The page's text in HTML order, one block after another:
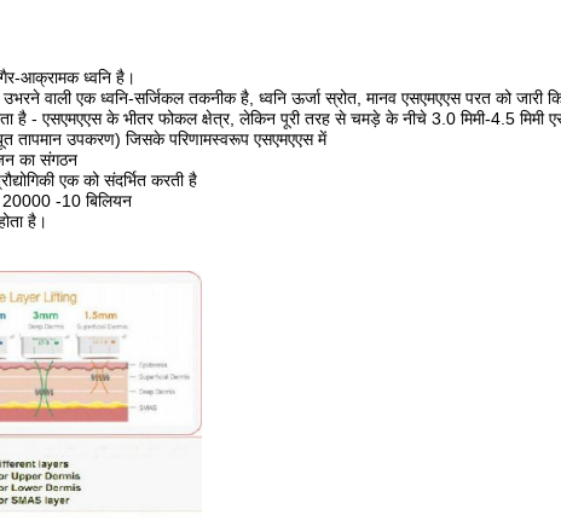
आक्रामक ध्वनि है।
वाली एक ध्वनि-सर्जिकल तकनीक है, ध्वनि ऊर्जा स्रोत, मानव एसएमएएस परत को जारी
है - एसएमएएस के भीतर फोकल क्षेत्र, लेकिन पूरी तरह से चमड़े के नीचे 3.0 मिमी-4.5
तापमान उपकरण) जिसके परिणामस्वरूप एसएमएएस में
का संगठन
एक को संदर्भित करती है
-10 बिलियन
है।